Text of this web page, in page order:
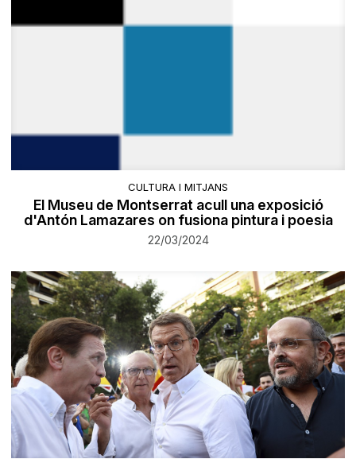
CULTURA I MITJANS
El Museu de Montserrat acull una exposició
d'Antón Lamazares on fusiona pintura i poesia
22/03/2024